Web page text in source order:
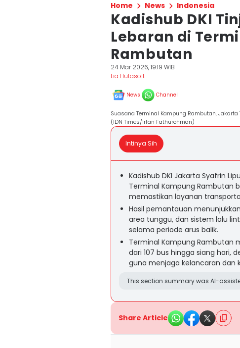
Home News Indonesia
Kadishub DKI
Lebaran di
Rambutan
24 Mar 2026, 19:19 WIB
Lia Hutasoit
News Channel
Suasana Terminal Kampung Rambutan,
(IDN Times/Irfan Fathurohman)
Intinya Sih
Kadishub DKI Jakarta Syafrin
Terminal Kampung Rambutan
memastikan layanan
Hasil pemantauan
area tunggu, dan sistem lalu
selama periode arus balik.
Terminal Kampung Rambutan
dari 107 bus hingga siang hari,
guna menjaga kelancaran dan
This section summary was AI-
Share Article